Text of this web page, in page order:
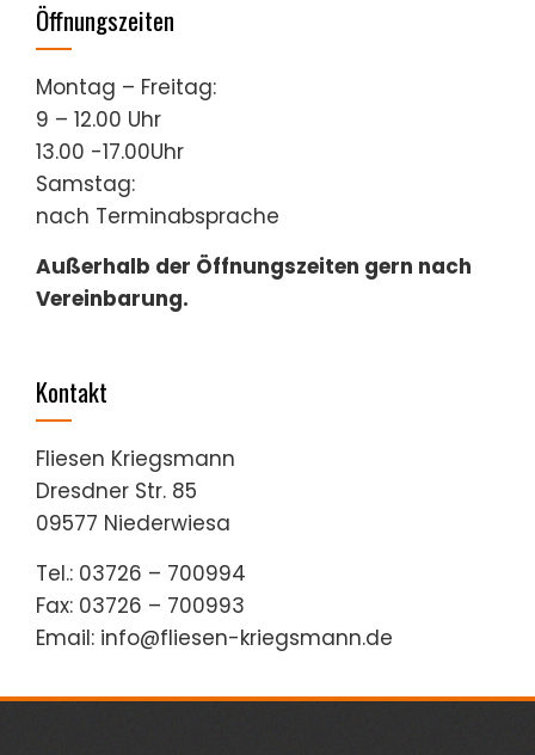
Öffnungszeiten
Montag – Freitag:
9 – 12.00 Uhr
13.00 -17.00Uhr
Samstag:
nach Terminabsprache
Außerhalb der Öffnungszeiten gern nach
Vereinbarung.
Kontakt
Fliesen Kriegsmann
Dresdner Str. 85
09577 Niederwiesa
Tel.: 03726 – 700994
Fax: 03726 – 700993
Email: info@fliesen-kriegsmann.de